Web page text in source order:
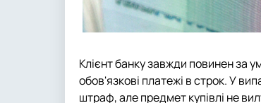
Клієнт банку завжди повинен за
обов'язкові платежі в строк. У
штраф, але предмет купівлі не